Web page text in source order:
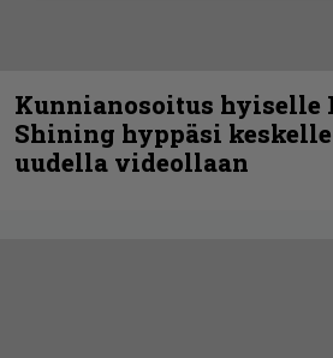
Kunnianosoitus hyiselle
Shining hyppäsi
uudella videollaan